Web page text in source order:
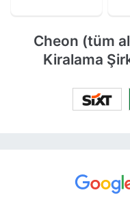
Cheon (tüm
Kiralama